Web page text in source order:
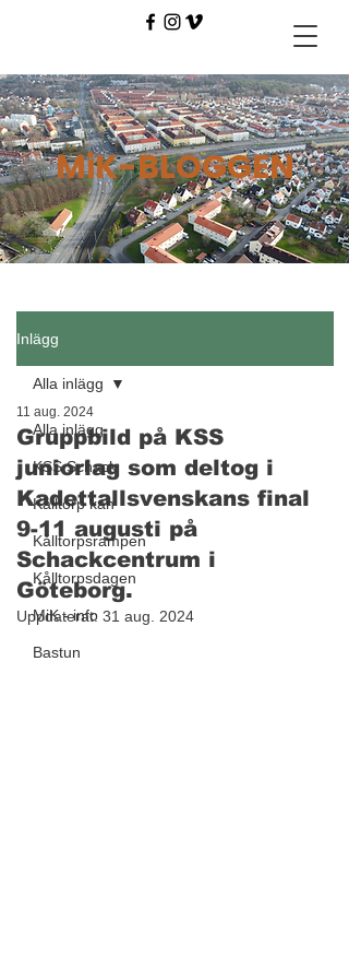
MiK-BLOGGEN
Inlägg
Alla inlägg
KSS Schack
Kålltorp kan
Kålltorpsrampen
Kålltorpsdagen
MiK - info
Bastun
Alla inlägg
Gruppbild på KSS
juniorlag som deltog i
Kadettallsvenskans final
9-11 augusti på
Schackcentrum i
Göteborg.
11 aug. 2024
Uppdaterat: 31 aug. 2024